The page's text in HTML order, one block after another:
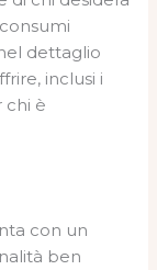
dettaglio
inclusi i
chi è
con un
ben